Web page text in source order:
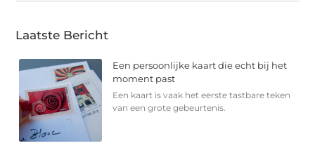
Laatste Bericht
Een persoonlijke kaart die echt bij het
moment past
Een kaart is vaak het eerste tastbare teken
van een grote gebeurtenis.